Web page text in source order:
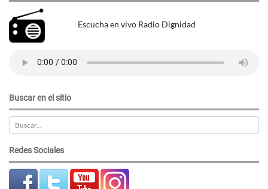
Escucha en vivo Radio Dignidad
Buscar en el sitio
Redes Sociales